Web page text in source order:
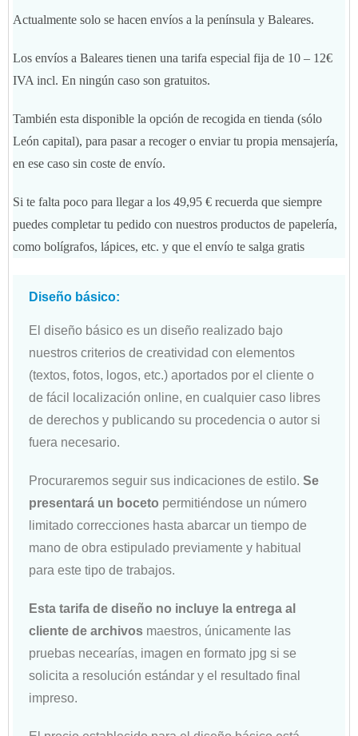
Actualmente solo se hacen envíos a la península y Baleares.
Los envíos a Baleares tienen una tarifa especial fija de 10 – 12€
IVA incl. En ningún caso son gratuitos.
También esta disponible la opción de recogida en tienda (sólo
León capital), para pasar a recoger o enviar tu propia mensajería,
en ese caso sin coste de envío.
Si te falta poco para llegar a los 49,95 € recuerda que siempre
puedes completar tu pedido con nuestros productos de papelería,
como bolígrafos, lápices, etc. y que el envío te salga gratis
Diseño básico:
El diseño básico es un diseño realizado bajo
nuestros criterios de creatividad con elementos
(textos, fotos, logos, etc.) aportados por el cliente o
de fácil localización online, en cualquier caso libres
de derechos y publicando su procedencia o autor si
fuera necesario.
Procuraremos seguir sus indicaciones de estilo. Se
presentará un boceto permitiéndose un número
limitado correcciones hasta abarcar un tiempo de
mano de obra estipulado previamente y habitual
para este tipo de trabajos.
Esta tarifa de diseño no incluye la entrega al
cliente de archivos maestros, únicamente las
pruebas necearías, imagen en formato jpg si se
solicita a resolución estándar y el resultado final
impreso.